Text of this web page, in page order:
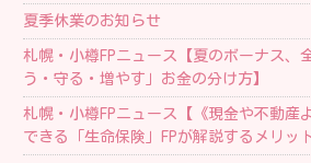
夏季休業のお知らせ
札幌・小樽FPニュース【夏のボーナス、
う・守る・増やす」お金の分け方】
札幌・小樽FPニュース【《現金や不動産
できる「生命保険」FPが解説するメリット